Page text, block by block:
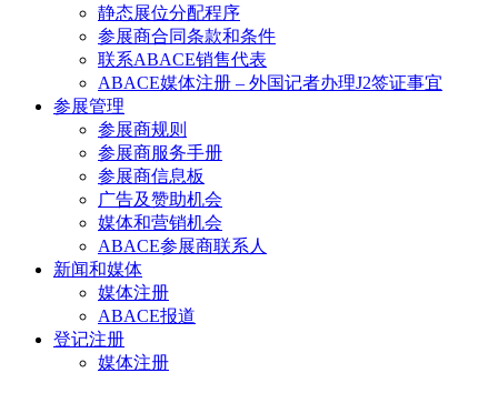
静态展位分配程序
参展商合同条款和条件
联系ABACE销售代表
ABACE媒体注册 – 外国记者办理J2签证事宜
参展管理
参展商规则
参展商服务手册
参展商信息板
广告及赞助机会
媒体和营销机会
ABACE参展商联系人
新闻和媒体
媒体注册
ABACE报道
登记注册
媒体注册